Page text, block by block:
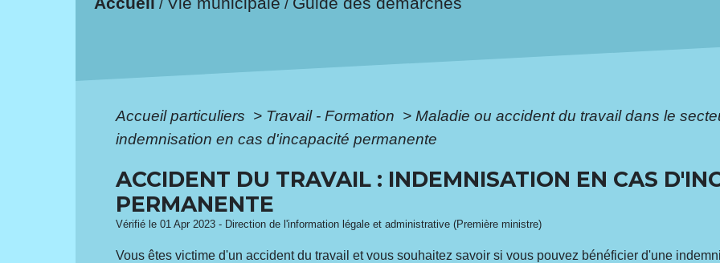
/ /
Accueil particuliers > Travail - Formation > Maladie ou accident du travail dans le
indemnisation en cas d'incapacité permanente
ACCIDENT DU TRAVAIL : INDEMNISATION EN CAS
PERMANENTE
Vérifié le 01 Apr 2023 - Direction de l'information légale et administrative (Première ministre)
Vous êtes victime d'un accident du travail et vous souhaitez savoir si vous pouvez bénéficier d'une